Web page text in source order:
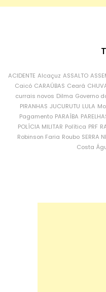
ACIDENTE Alcaçuz ASSALTO
Caicó CARAÚBAS Ceará
currais novos Dilma Governo
PIRANHAS JUCURUTU LULA
Pagamento PARAÍBA
POLÍCIA MILITAR Política PRF
Robinson Faria Roubo SERRA
Costa